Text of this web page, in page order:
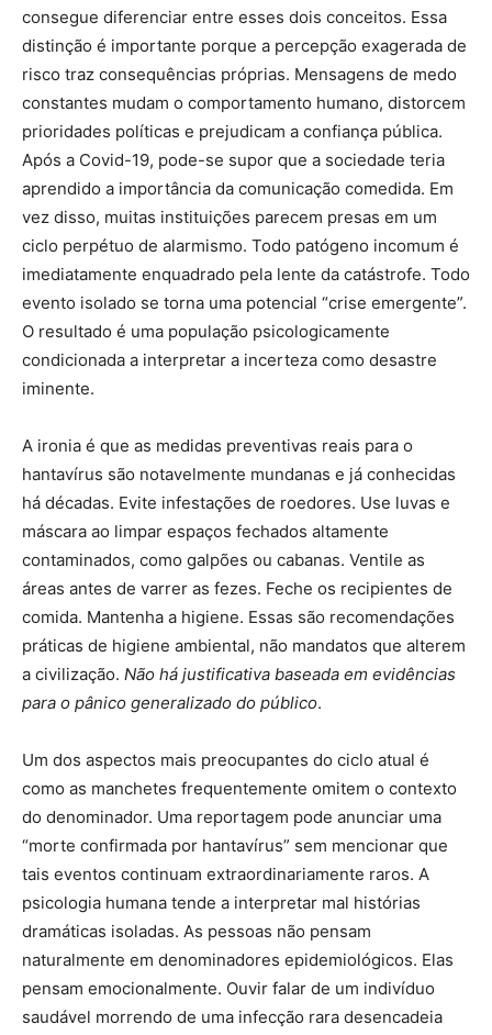
consegue diferenciar entre esses dois conceitos. Essa
distinção é importante porque a percepção exagerada de
risco traz consequências próprias. Mensagens de medo
constantes mudam o comportamento humano, distorcem
prioridades políticas e prejudicam a confiança pública.
Após a Covid-19, pode-se supor que a sociedade teria
aprendido a importância da comunicação comedida. Em
vez disso, muitas instituições parecem presas em um
ciclo perpétuo de alarmismo. Todo patógeno incomum é
imediatamente enquadrado pela lente da catástrofe. Todo
evento isolado se torna uma potencial “crise emergente”.
O resultado é uma população psicologicamente
condicionada a interpretar a incerteza como desastre
iminente.
A ironia é que as medidas preventivas reais para o
hantavírus são notavelmente mundanas e já conhecidas
há décadas. Evite infestações de roedores. Use luvas e
máscara ao limpar espaços fechados altamente
contaminados, como galpões ou cabanas. Ventile as
áreas antes de varrer as fezes. Feche os recipientes de
comida. Mantenha a higiene. Essas são recomendações
práticas de higiene ambiental, não mandatos que alterem
a civilização. Não há justificativa baseada em evidências
para o pânico generalizado do público.
Um dos aspectos mais preocupantes do ciclo atual é
como as manchetes frequentemente omitem o contexto
do denominador. Uma reportagem pode anunciar uma
“morte confirmada por hantavírus” sem mencionar que
tais eventos continuam extraordinariamente raros. A
psicologia humana tende a interpretar mal histórias
dramáticas isoladas. As pessoas não pensam
naturalmente em denominadores epidemiológicos. Elas
pensam emocionalmente. Ouvir falar de um indivíduo
saudável morrendo de uma infecção rara desencadeia